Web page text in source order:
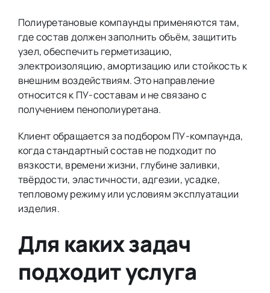
Полиуретановые компаунды применяются там,
где состав должен заполнить объём, защитить
узел, обеспечить герметизацию,
электроизоляцию, амортизацию или стойкость к
внешним воздействиям. Это направление
относится к ПУ-составам и не связано с
получением пенополиуретана.
Клиент обращается за подбором ПУ-компаунда,
когда стандартный состав не подходит по
вязкости, времени жизни, глубине заливки,
твёрдости, эластичности, адгезии, усадке,
тепловому режиму или условиям эксплуатации
изделия.
Для каких задач
подходит услуга